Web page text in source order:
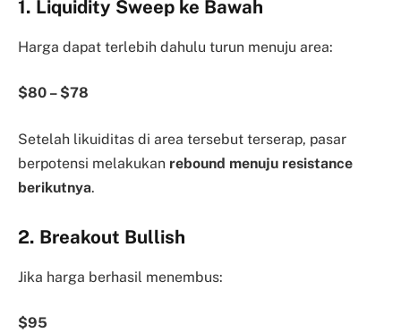
1. Liquidity Sweep ke Bawah
Harga dapat terlebih dahulu turun menuju area:
$80 – $78
Setelah likuiditas di area tersebut terserap, pasar
berpotensi melakukan rebound menuju resistance
berikutnya.
2. Breakout Bullish
Jika harga berhasil menembus:
$95